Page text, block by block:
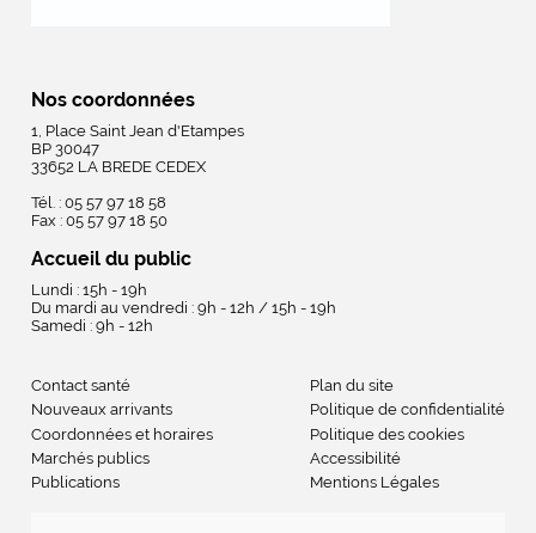
Nos coordonnées
1, Place Saint Jean d'Etampes
BP 30047
33652 LA BREDE CEDEX
Tél. : 05 57 97 18 58
Fax : 05 57 97 18 50
Accueil du public
Lundi : 15h - 19h
Du mardi au vendredi : 9h - 12h / 15h - 19h
Samedi : 9h - 12h
Contact santé
Nouveaux arrivants
Coordonnées et horaires
Marchés publics
Publications
Plan du site
Politique de confidentialité
Politique des cookies
Accessibilité
Mentions Légales